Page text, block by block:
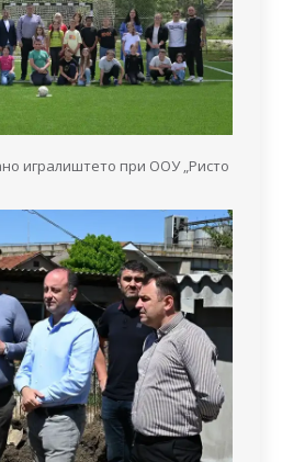
игралиштето при ООУ „Ристо